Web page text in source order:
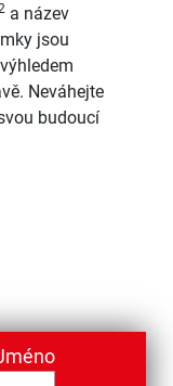
a název
jsou
Neváhejte
budoucí